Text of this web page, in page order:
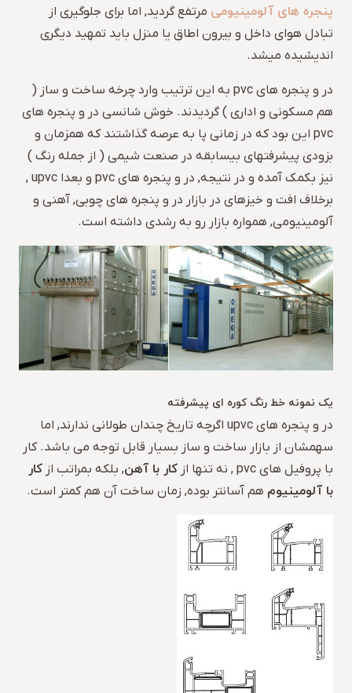
پنجره های آلومینیومی مرتفع گردید, اما برای جلوگیری از
تبادل هوای داخل و بیرون اطاق یا منزل باید تمهید دیگری
اندیشیده میشد.
در و پنجره های pvc به این ترتیب وارد چرخه ساخت و ساز (
هم مسکونی و اداری ) گردیدند. خوش شانسی در و پنجره های
pvc این بود که در زمانی پا به عرصه گذاشتند که همزمان و
بزودی پیشرفتهای بیسابقه در صنعت شیمی ( از جمله رنگ )
نیز بکمک آمده و در نتیجه, در و پنجره های pvc و بعدا upvc ,
برخلاف افت و خیزهای در بازار در و پنجره های چوبی, آهنی و
آلومینیومی, همواره بازار رو به رشدی داشته است.
یک نمونه خط رنگ کوره ای پیشرفته
در و پنجره های upvc اگرچه تاریخ چندان طولانی ندارند, اما
سهمشان از بازار ساخت و ساز بسیار قابل توجه می باشد. کار
با پروفیل های pvc , نه تنها از
کار با آهن, بلکه بمراتب از کار
با آلومینیوم هم آسانتر بوده, زمان ساخت آن هم کمتر است.